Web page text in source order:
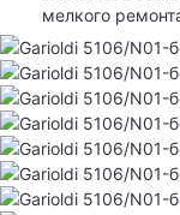
мелкого